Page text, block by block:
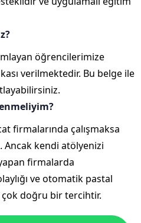
öğrencilerimize
verilmektedir. Bu belge ile
firmalarında çalışmaksa
Ancak kendi atölyenizi
firmalarda
ve otomatik pastal
çok doğru bir tercihtir.